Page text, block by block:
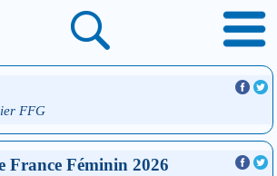
FFG
France Féminin 2026